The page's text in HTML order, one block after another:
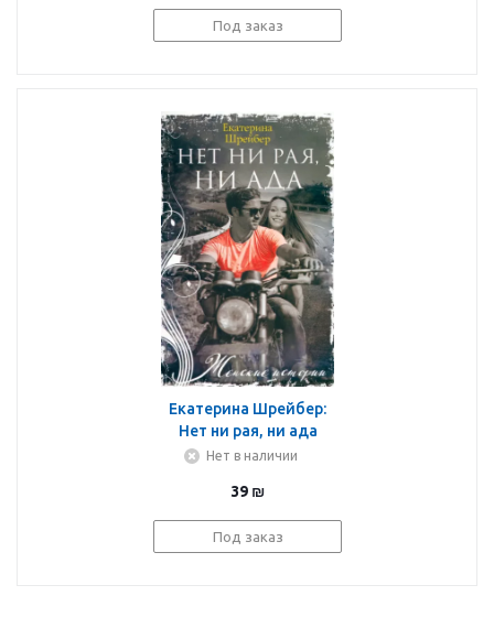
Под заказ
Екатерина Шрейбер:
Нет ни рая, ни ада
Нет в наличии
39 ₪
Под заказ